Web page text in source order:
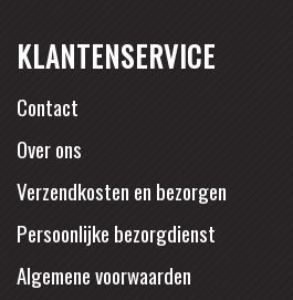
KLANTENSERVICE
Contact
Over ons
Verzendkosten en bezorgen
Persoonlijke bezorgdienst
Algemene voorwaarden